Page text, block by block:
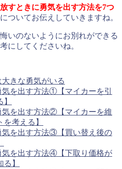
すときに勇気を出す方法を7つ
についてお伝えしていきますね。
いのないようにお別れができる
にしてくださいね。
きな勇気がいる
を出す方法①【マイカーを引
気を出す方法②【マイカーを維
考える】
気を出す方法③【買い替え後の
気を出す方法④【下取り価格が
】